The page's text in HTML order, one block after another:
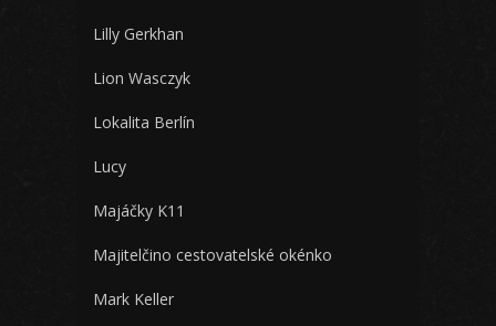
Lilly Gerkhan
Lion Wasczyk
Lokalita Berlín
Lucy
Majáčky K11
Majitelčino cestovatelské okénko
Mark Keller